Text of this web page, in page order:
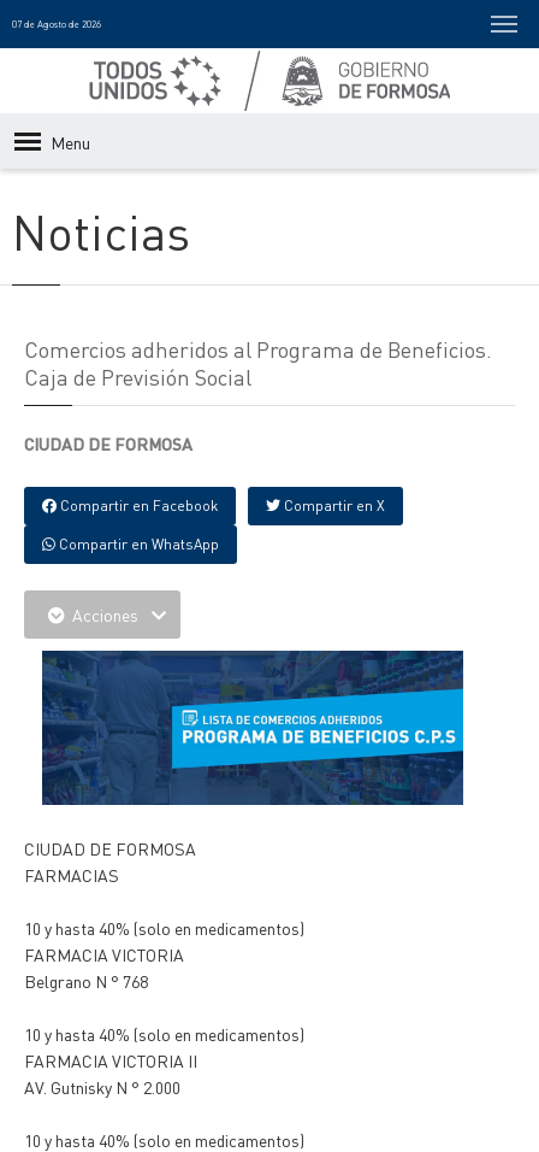
07 de Agosto de 2026
Menu
Noticias
Comercios adheridos al Programa de Beneficios.
Caja de Previsión Social
CIUDAD DE FORMOSA
Compartir en Facebook Compartir en X
Compartir en WhatsApp
Acciones
CIUDAD DE FORMOSA
FARMACIAS
10 y hasta 40% (solo en medicamentos)
FARMACIA VICTORIA
Belgrano N ° 768
10 y hasta 40% (solo en medicamentos)
FARMACIA VICTORIA II
AV. Gutnisky N ° 2.000
10 y hasta 40% (solo en medicamentos)